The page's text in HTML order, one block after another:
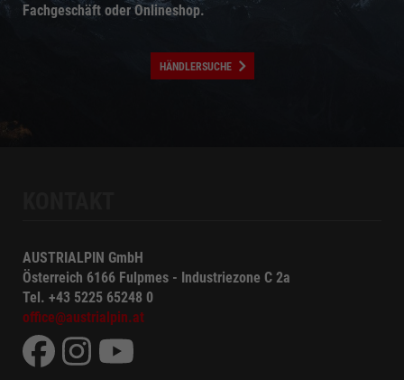
Fachgeschäft oder Onlineshop.
HÄNDLERSUCHE
AUSTRIALPIN GmbH
Österreich 6166 Fulpmes - Industriezone C 2a
Tel. +43 5225 65248 0
office@austrialpin.at